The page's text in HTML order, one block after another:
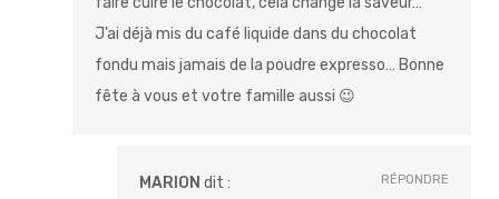
J’ai déjà mis du café liquide dans du chocolat
fondu mais jamais de la poudre expresso… Bonne
fête à vous et votre famille aussi 😉
MARION dit : RÉPONDRE